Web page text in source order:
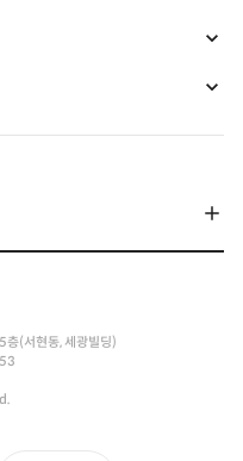
층(서현동, 세광빌딩)